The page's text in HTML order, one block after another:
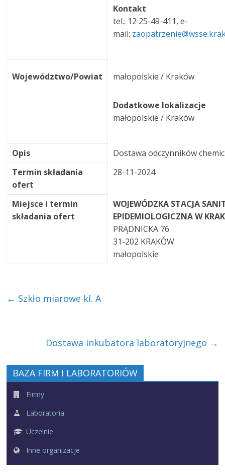
Kontakt
tel.: 12 25-49-411, e-
mail:
Województwo/Powiat małopolskie / Kraków
Dodatkowe lokalizacje
małopolskie / Kraków
Opis
Dostawa odczynników
Termin składania
ofert
28-11-2024
Miejsce i termin
składania ofert
WOJEWÓDZKA STACJA
EPIDEMIOLOGICZNA W
PRĄDNICKA 76
31-202 KRAKÓW
małopolskie
← Szkło miarowe kl. A
Dostawa inkubatora laboratoryjnego →
BAZA FIRM I LABORATORIÓW
Firmy
Laboratoria
Uczelnie
Inne organizacje